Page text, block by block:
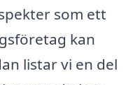
som ett
kan
listar vi en del